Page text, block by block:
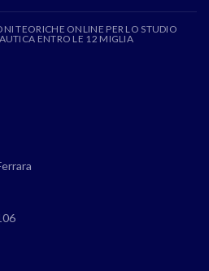
TEORICHE ONLINE PER LO STUDIO
ENTRO LE 12 MIGLIA